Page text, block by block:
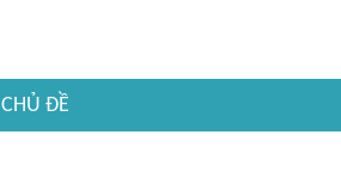
CHỦ ĐỀ